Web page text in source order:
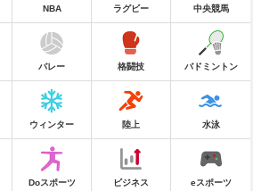
NBA ラグビー 中央競馬
バレー 格闘技 バドミントン
ウィンター 陸上 水泳
Doスポーツ ビジネス eスポーツ